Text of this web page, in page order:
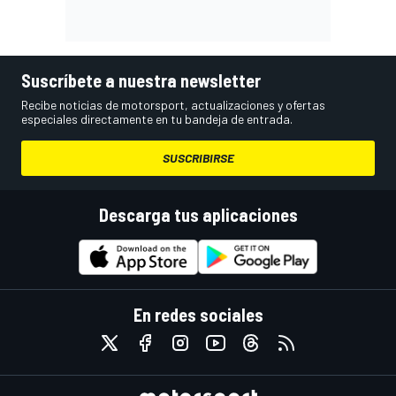
Suscríbete a nuestra newsletter
Recibe noticias de motorsport, actualizaciones y ofertas
especiales directamente en tu bandeja de entrada.
SUSCRIBIRSE
Descarga tus aplicaciones
En redes sociales